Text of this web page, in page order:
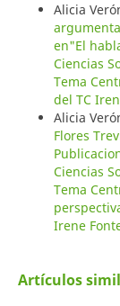
Alicia
en"El
Ciencias
Tema
del TC
Alicia
Flores
Ciencias
Tema
Irene
Artículos